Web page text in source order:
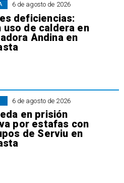
6 de agosto de 2026
deficiencias:
uso de caldera en
Andina en
6 de agosto de 2026
en prisión
por estafas con
de Serviu en